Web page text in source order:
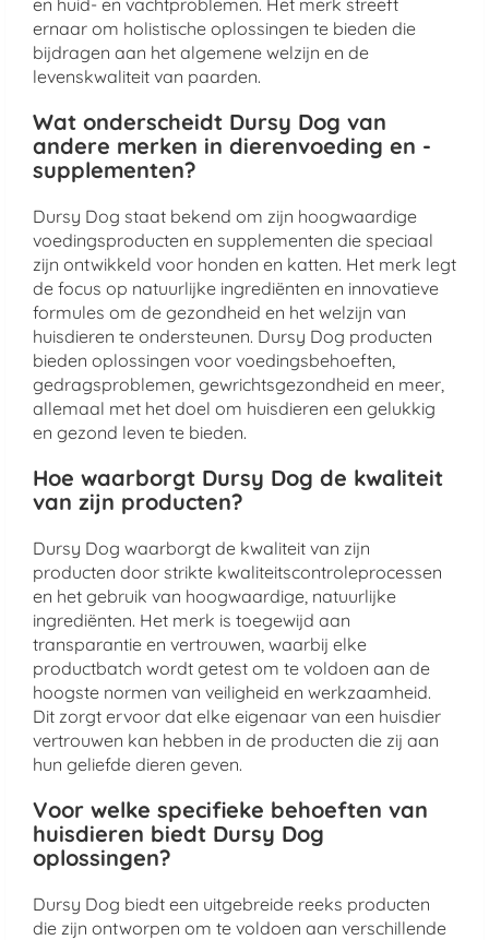
en huid- en vachtproblemen. Het merk streeft
ernaar om holistische oplossingen te bieden die
bijdragen aan het algemene welzijn en de
levenskwaliteit van paarden.
Wat onderscheidt Dursy Dog van
andere merken in dierenvoeding en -
supplementen?
Dursy Dog staat bekend om zijn hoogwaardige
voedingsproducten en supplementen die speciaal
zijn ontwikkeld voor honden en katten. Het merk legt
de focus op natuurlijke ingrediënten en innovatieve
formules om de gezondheid en het welzijn van
huisdieren te ondersteunen. Dursy Dog producten
bieden oplossingen voor voedingsbehoeften,
gedragsproblemen, gewrichtsgezondheid en meer,
allemaal met het doel om huisdieren een gelukkig
en gezond leven te bieden.
Hoe waarborgt Dursy Dog de kwaliteit
van zijn producten?
Dursy Dog waarborgt de kwaliteit van zijn
producten door strikte kwaliteitscontroleprocessen
en het gebruik van hoogwaardige, natuurlijke
ingrediënten. Het merk is toegewijd aan
transparantie en vertrouwen, waarbij elke
productbatch wordt getest om te voldoen aan de
hoogste normen van veiligheid en werkzaamheid.
Dit zorgt ervoor dat elke eigenaar van een huisdier
vertrouwen kan hebben in de producten die zij aan
hun geliefde dieren geven.
Voor welke specifieke behoeften van
huisdieren biedt Dursy Dog
oplossingen?
Dursy Dog biedt een uitgebreide reeks producten
die zijn ontworpen om te voldoen aan verschillende